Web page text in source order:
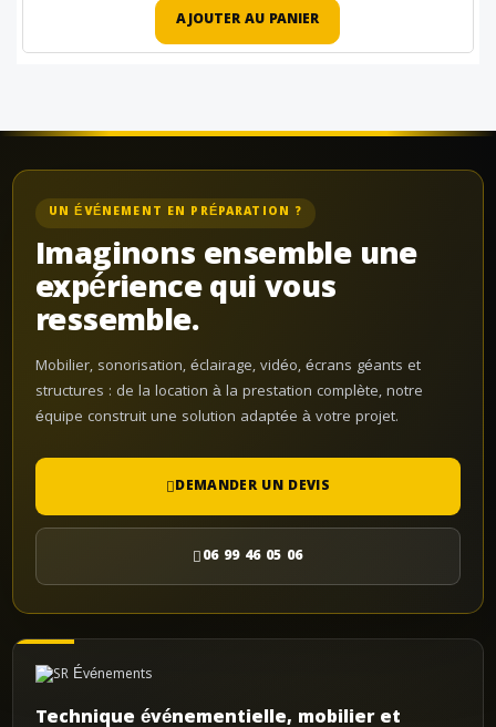
AJOUTER AU PANIER
UN ÉVÉNEMENT EN PRÉPARATION ?
Imaginons ensemble une
expérience qui vous
ressemble.
Mobilier, sonorisation, éclairage, vidéo, écrans géants et
structures : de la location à la prestation complète, notre
équipe construit une solution adaptée à votre projet.
DEMANDER UN DEVIS
06 99 46 05 06
Technique événementielle, mobilier et